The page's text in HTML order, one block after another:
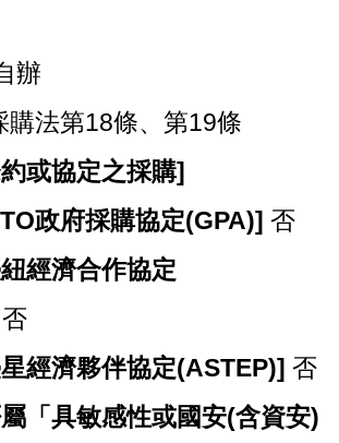
辦
購法第18條、第19條
或協定之採購]
政府採購協定(GPA)] 否
經濟合作協定
否
經濟夥伴協定(ASTEP)] 否
「具敏感性或國安(含資安)